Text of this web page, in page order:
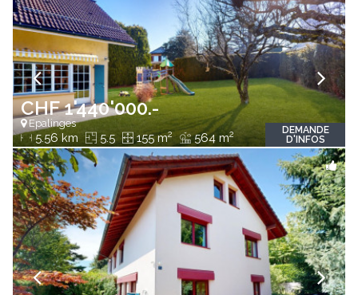
CHF 1'440'000.-
Epalinges
5.56 km 5.5 155 m2 564 m2
DEMANDE
D'INFOS